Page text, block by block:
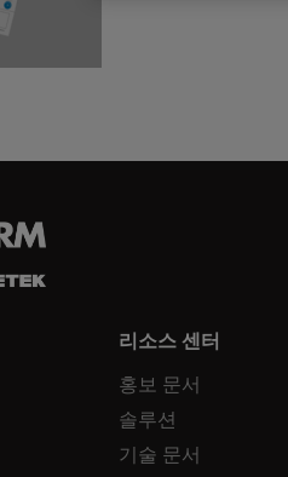
리소스 센터
홍보 문서
솔루션
기술 문서